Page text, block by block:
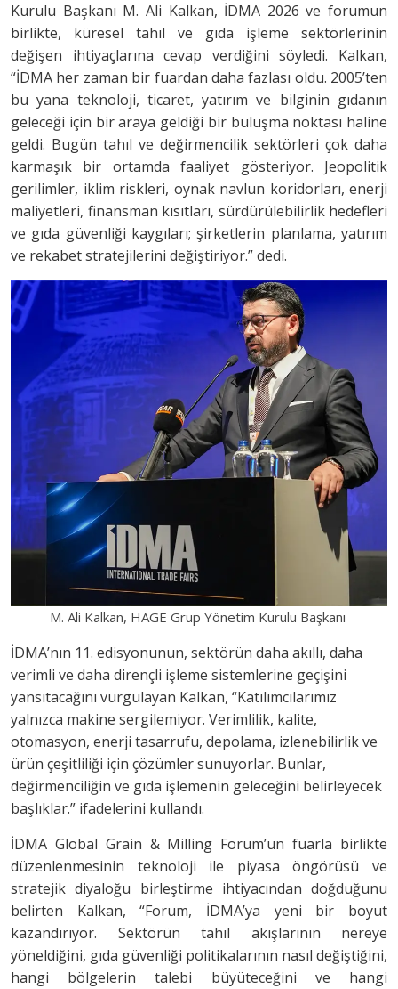
Kurulu Başkanı M. Ali Kalkan, İDMA 2026 ve forumun
birlikte, küresel tahıl ve gıda işleme sektörlerinin
değişen ihtiyaçlarına cevap verdiğini söyledi. Kalkan,
“İDMA her zaman bir fuardan daha fazlası oldu. 2005’ten
bu yana teknoloji, ticaret, yatırım ve bilginin gıdanın
geleceği için bir araya geldiği bir buluşma noktası haline
geldi. Bugün tahıl ve değirmencilik sektörleri çok daha
karmaşık bir ortamda faaliyet gösteriyor. Jeopolitik
gerilimler, iklim riskleri, oynak navlun koridorları, enerji
maliyetleri, finansman kısıtları, sürdürülebilirlik hedefleri
ve gıda güvenliği kaygıları; şirketlerin planlama, yatırım
ve rekabet stratejilerini değiştiriyor.” dedi.
M. Ali Kalkan, HAGE Grup Yönetim Kurulu Başkanı
İDMA’nın 11. edisyonunun, sektörün daha akıllı, daha
verimli ve daha dirençli işleme sistemlerine geçişini
yansıtacağını vurgulayan Kalkan, “Katılımcılarımız
yalnızca makine sergilemiyor. Verimlilik, kalite,
otomasyon, enerji tasarrufu, depolama, izlenebilirlik ve
ürün çeşitliliği için çözümler sunuyorlar. Bunlar,
değirmenciliğin ve gıda işlemenin geleceğini belirleyecek
başlıklar.” ifadelerini kullandı.
İDMA Global Grain & Milling Forum’un fuarla birlikte
düzenlenmesinin teknoloji ile piyasa öngörüsü ve
stratejik diyaloğu birleştirme ihtiyacından doğduğunu
belirten Kalkan, “Forum, İDMA’ya yeni bir boyut
kazandırıyor. Sektörün tahıl akışlarının nereye
yöneldiğini, gıda güvenliği politikalarının nasıl değiştiğini,
hangi bölgelerin talebi büyüteceğini ve hangi